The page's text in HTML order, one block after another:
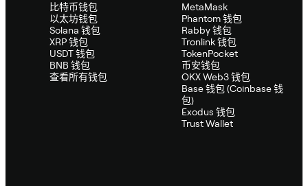
比特币钱包
以太坊钱包
Solana 钱包
XRP 钱包
USDT 钱包
BNB 钱包
查看所有钱包
MetaMask
Phantom 钱包
Rabby 钱包
Tronlink 钱包
TokenPocket
币安钱包
OKX Web3 钱包
Base 钱包 (Coinbase 钱
包)
Exodus 钱包
Trust Wallet